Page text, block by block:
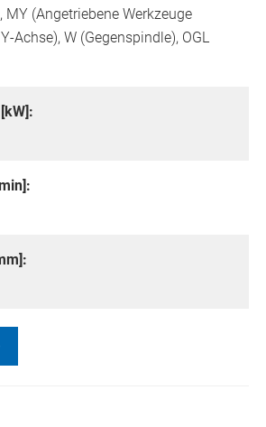
MY (Angetriebene Werkzeuge
Achse), W (Gegenspindle), OGL